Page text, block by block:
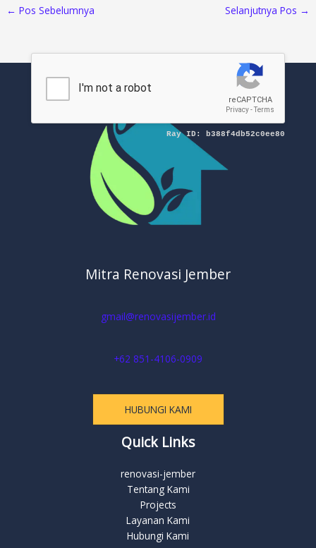
← Pos Sebelumnya Selanjutnya Pos →
Mitra Renovasi Jember
gmail@renovasijember.id
+62 851-4106-0909
HUBUNGI KAMI
Quick Links
renovasi-jember
Tentang Kami
Projects
Layanan Kami
Hubungi Kami